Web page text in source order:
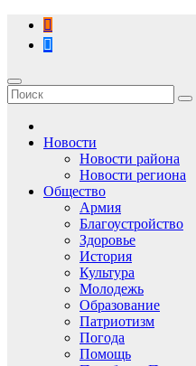
Перейти
содержимому
Новости
Новости района
Новости региона
Общество
Армия
Благоустройство
Здоровье
История
Культура
Молодежь
Образование
Патриотизм
Погода
Помощь